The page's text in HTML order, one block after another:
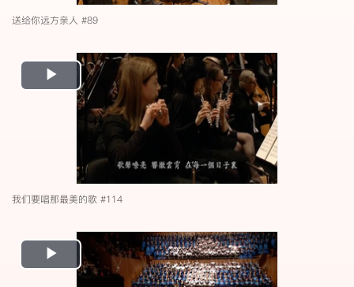
送给你远方亲人 #89
Play
Video
我们要唱那最美的歌 #114
Play
Video